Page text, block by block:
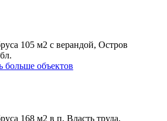
105 м2 с верандой, Остров
больше объектов
168 м2 в п. Власть труда,